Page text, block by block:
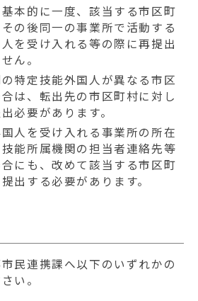
本的に一度、該当する市区町
の後同一の事業所で活動する
を受け入れる等の際に再提出
ん。
特定技能外国人が異なる市区
は、転出先の市区町村に対し
必要があります。
人を受け入れる事業所の所在
能所属機関の担当者連絡先等
にも、改めて該当する市区町
出する必要があります。
民連携課へ以下のいずれかの
い。